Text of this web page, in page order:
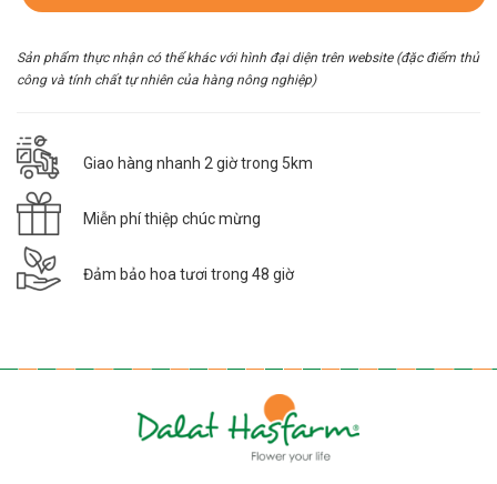
Sản phẩm thực nhận có thể khác với hình đại diện trên website (đặc điểm thủ
công và tính chất tự nhiên của hàng nông nghiệp)
Giao hàng nhanh 2 giờ trong 5km
Miễn phí thiệp chúc mừng
Đảm bảo hoa tươi trong 48 giờ